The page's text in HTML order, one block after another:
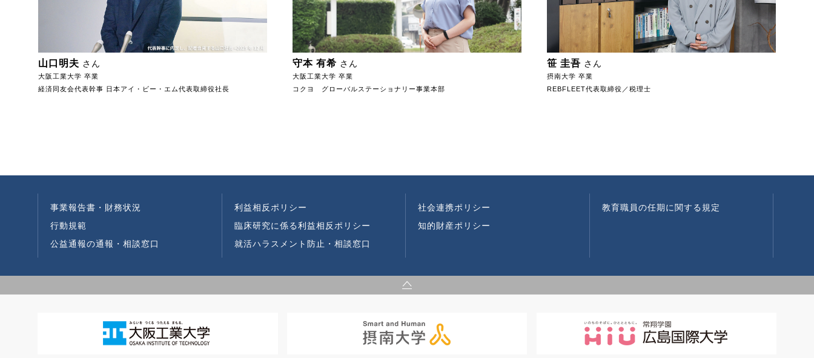
山口明夫 さん
大阪工業大学 卒業
経済同友会代表幹事 日本アイ・ビー・エム代表取締役社長
守本 有希 さん
大阪工業大学 卒業
コクヨ グローバルステーショナリー事業本部
笹 圭吾 さん
摂南大学 卒業
REBFLEET代表取締役／税理士
事業報告書・財務状況
行動規範
公益通報の通報・相談窓口
利益相反ポリシー
臨床研究に係る利益相反ポリシー
就活ハラスメント防止・相談窓口
社会連携ポリシー
知的財産ポリシー
教育職員の任期に関する規定